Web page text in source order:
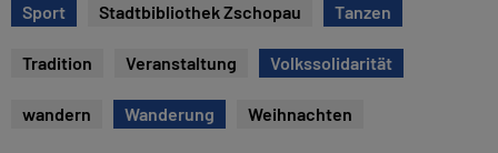
Sport Stadtbibliothek Zschopau Tanzen
Tradition Veranstaltung Volkssolidarität
wandern Wanderung Weihnachten